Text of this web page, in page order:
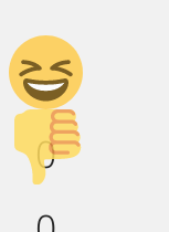
Дикий
смех!
0
Палец
вниз!